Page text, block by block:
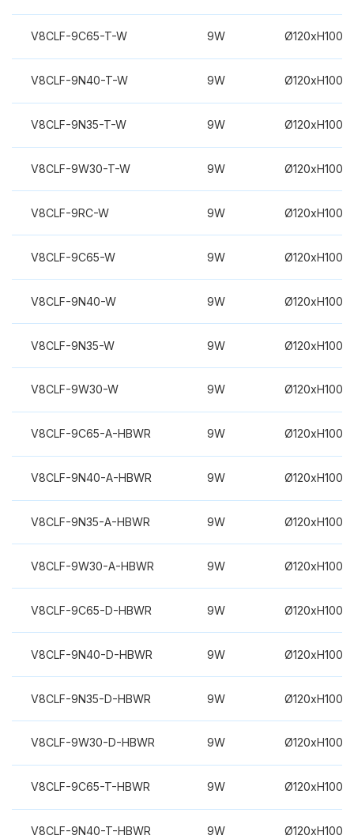
V8CLF-9C65-T-W 9W
V8CLF-9N40-T-W 9W
V8CLF-9N35-T-W 9W
V8CLF-9W30-T-W 9W
V8CLF-9RC-W 9W
V8CLF-9C65-W 9W
V8CLF-9N40-W 9W
V8CLF-9N35-W 9W
V8CLF-9W30-W 9W
V8CLF-9C65-A-HBWR 9W
V8CLF-9N40-A-HBWR 9W
V8CLF-9N35-A-HBWR 9W
V8CLF-9W30-A-HBWR 9W
V8CLF-9C65-D-HBWR 9W
V8CLF-9N40-D-HBWR 9W
V8CLF-9N35-D-HBWR 9W
V8CLF-9W30-D-HBWR 9W
V8CLF-9C65-T-HBWR 9W
V8CLF-9N40-T-HBWR 9W